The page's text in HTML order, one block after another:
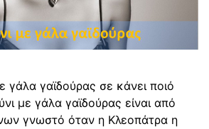
γάλα γαϊδούρας σε κάνει ποιό
με γάλα γαϊδούρας είναι από
γνωστό όταν η Κλεοπάτρα η